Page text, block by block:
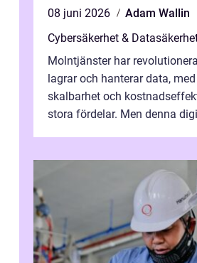
08 juni 2026
Adam Wallin
Cybersäkerhet &
Molntjänster har
lagrar och hanterar data,
skalbarhet och
stora fördelar. Men denna